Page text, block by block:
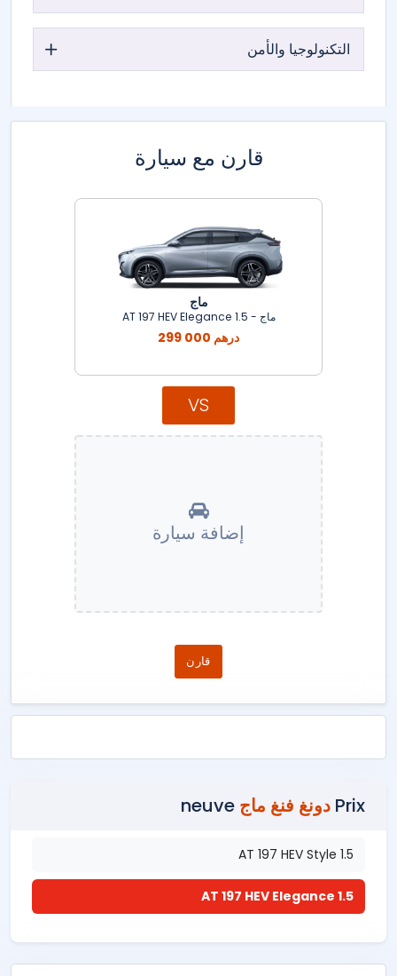
التكنولوجيا والأمن
قارن مع سيارة
ماج
ماج - 1.5 AT 197 HEV Elegance
299 000 درهم
VS
إضافة سيارة
قارن
Prix دونغ فنغ ماج
1.5 AT 197 HEV Style
1.5 AT 197 HEV Elegance